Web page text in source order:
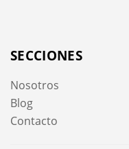
SECCIONES
Nosotros
Blog
Contacto